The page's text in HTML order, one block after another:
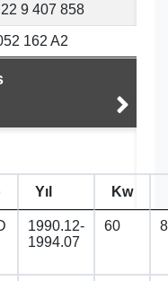
9 407 858
162 A2
Yıl Kw
1990.12-
1994.07
60